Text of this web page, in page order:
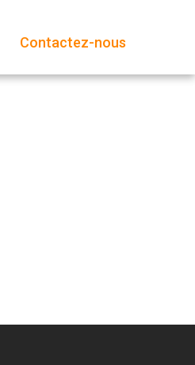
Contactez-nous